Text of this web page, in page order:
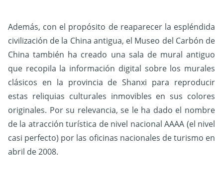
Además, con el propósito de reaparecer la espléndida
civilización de la China antigua, el Museo del Carbón de
China también ha creado una sala de mural antiguo
que recopila la información digital sobre los murales
clásicos en la provincia de Shanxi para reproducir
estas reliquias culturales inmovibles en sus colores
originales. Por su relevancia, se le ha dado el nombre
de la atracción turística de nivel nacional AAAA (el nivel
casi perfecto) por las oficinas nacionales de turismo en
abril de 2008.